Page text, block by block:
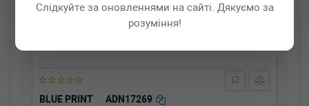
Слідкуйте за оновленнями на сайті. Дякуємо за
розуміння!
BLUE PRINT ADN17269